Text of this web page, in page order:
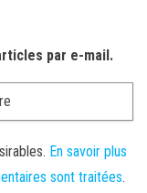
par e-mail.
En savoir plus
sont traitées.